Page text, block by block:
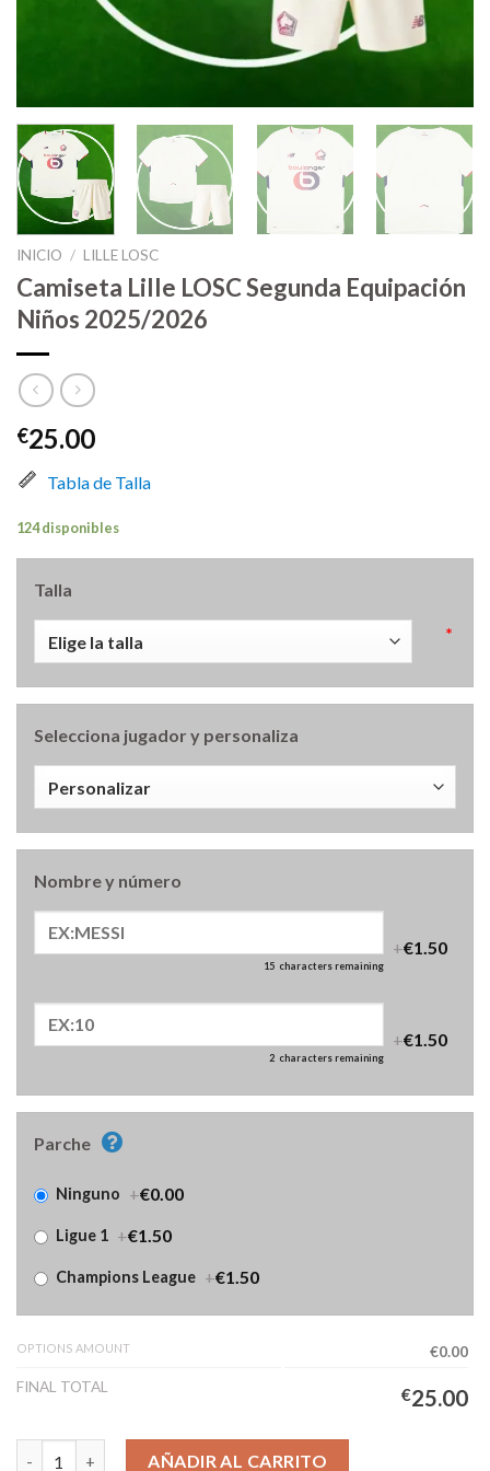
INICIO / LILLE LOSC
Camiseta Lille LOSC Segunda Equipación
Niños 2025/2026
€25.00
Tabla de Talla
124 disponibles
Talla
*
Selecciona jugador y personaliza
Nombre y número
15 characters remaining
+€1.50
2 characters remaining
+€1.50
Parche
Ninguno +€0.00
Ligue 1 +€1.50
Champions League +€1.50
OPTIONS AMOUNT
€0.00
FINAL TOTAL
€25.00
Camiseta Lille LOSC Segunda Equipación Niños 2025/2026
AÑADIR AL CARRITO